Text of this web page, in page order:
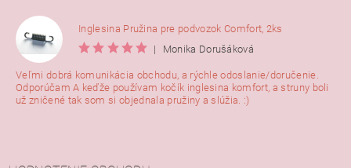
Inglesina Pružina pre podvozok Comfort, 2ks
|
Monika Dorušáková
Veľmi dobrá komunikácia obchodu, a rýchle odoslanie/doručenie.
Odporúčam A keďže používam kočík inglesina komfort, a struny boli
už zničené tak som si objednala pružiny a slúžia. :)